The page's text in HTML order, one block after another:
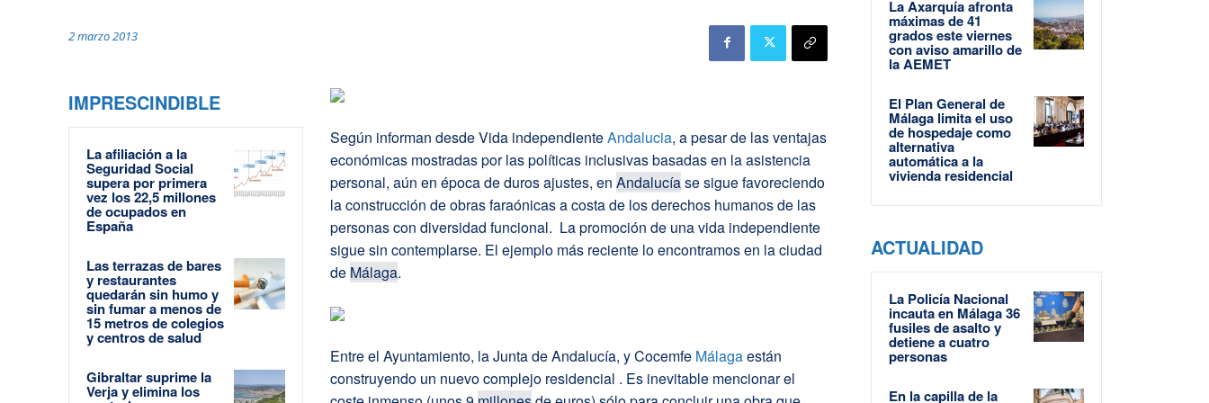
2 marzo 2013
IMPRESCINDIBLE
La afiliación a la
Seguridad Social
supera por primera
vez los 22,5 millones
de ocupados en
España
Las terrazas de bares
y restaurantes
quedarán sin humo y
sin fumar a menos de
15 metros de colegios
y centros de salud
Gibraltar suprime la
Verja y elimina los
Según informan desde Vida independienteAndalucia, a pesar de las ventajas
económicas mostradas por las políticas inclusivas basadas en la asistencia
personal, aún en época de duros ajustes, enAndalucíase sigue favoreciendo
la construcción de obras faraónicas a costa de los derechos humanos de las
personas con diversidad funcional. La promoción de una vida independiente
sigue sin contemplarse. El ejemplo más reciente lo encontramos en la ciudad
de Málaga.
Entre el Ayuntamiento, la Junta de Andalucía, y Cocemfe Málagaestán
construyendo un nuevo complejo residencial . Es inevitable mencionar el
La Axarquía afronta
máximas de 41
grados este viernes
con aviso amarillo de
la AEMET
El Plan General de
Málaga limita el uso
de hospedaje como
alternativa
automática a la
vivienda residencial
ACTUALIDAD
La Policía Nacional
incauta en Málaga 36
fusiles de asalto y
detiene a cuatro
personas
En la capilla de la